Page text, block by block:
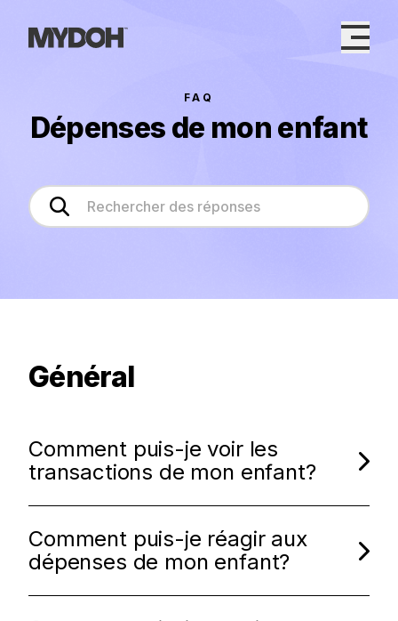
content
FAQ
Dépenses de mon enfant
Général
Comment puis-je voir les
transactions de mon enfant?
Comment puis-je réagir aux
dépenses de mon enfant?